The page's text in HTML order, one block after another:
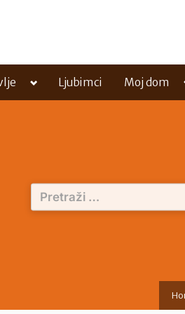
Toggle
menu
Ljubimci Moj dom
Pretraži: